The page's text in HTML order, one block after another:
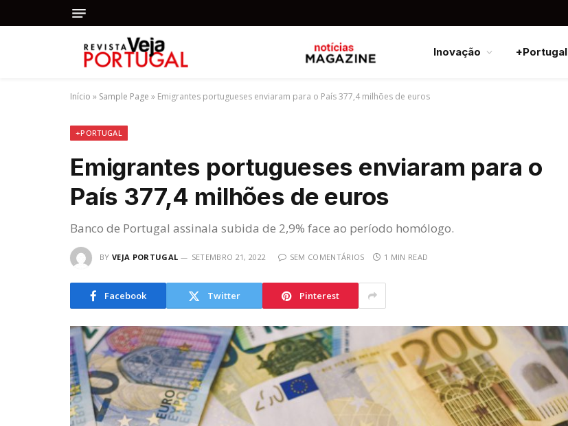
Inovação +Portugal
Início » Sample Page » Emigrantes portugueses enviaram para o País 377,4 milhões de euros
+PORTUGAL
Emigrantes portugueses enviaram para o
País 377,4 milhões de euros
Banco de Portugal assinala subida de 2,9% face ao período homólogo.
BY VEJA PORTUGAL SETEMBRO 21, 2022 SEM COMENTÁRIOS 1 MIN READ
Facebook Twitter Pinterest